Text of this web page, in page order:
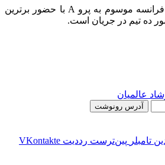
لیگ برتر تنیس روی میز فرانسه موسوم به پرو A با حضور برترین
ده تیم در جریان است.
عالمیان
آدرس رونوشت
‫تامبلر ‫پین‌ترست ‫رددیت ‫VKontakte